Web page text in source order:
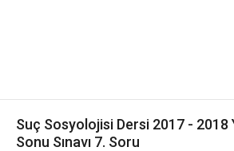
Suç Sosyolojisi Dersi 2017 - 2018
Sonu Sınavı 7. Soru